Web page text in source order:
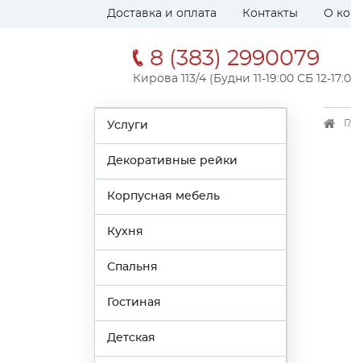
Доставка и оплата Контакты О
8 (383) 2990079
Кирова 113/4 (Будни 11-19:00 СБ 12-
Услуги
Декоративные рейки
Корпусная мебель
Кухня
Спальня
Гостиная
Детская